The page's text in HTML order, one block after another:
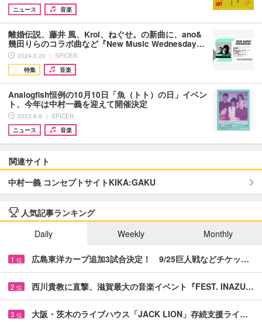
ニュース
音楽
離婚伝説、藤井 風、Kroi、ねぐせ。の新曲に、ano&
幾田りらのコラボ曲など『New Music Wednesday…
2024.3.20 ｜ SPICER
特集
音楽
Analogfish恒例の10月10日「魚（トト）の日」イベン
ト、今年は中村一義を迎えて開催決定
2023.8.9 ｜ SPICER
ニュース
音楽
関連サイト
中村一義 コンセプトサイトKIKA:GAKU
人気記事ランキング
Daily
Weekly Monthly
1 位 広島東洋カープ追加3試合決定！ 9/25巨人戦などチケッ…
2 位 西川貴教に直撃、滋賀最大の音楽イベント『FEST. INAZU…
3 位 大阪・茨木のライブハウス「JACK LION」存続支援ライ…